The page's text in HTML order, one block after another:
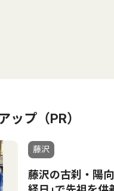
ップ（PR）
藤沢
藤沢の古刹・陽